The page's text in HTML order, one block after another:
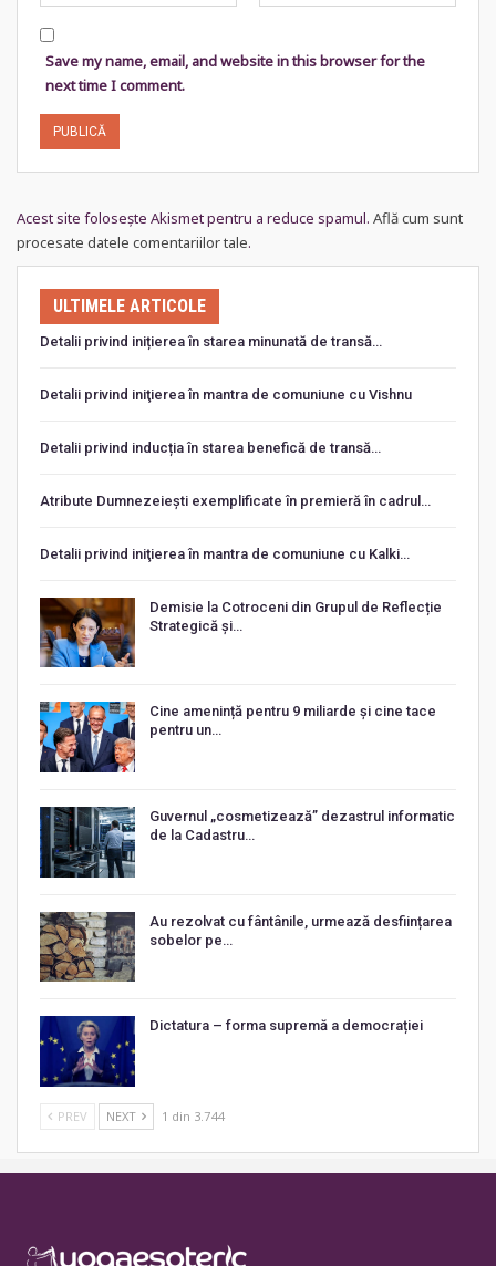
Save my name, email, and website in this browser for the
next time I comment.
Acest site folosește Akismet pentru a reduce spamul. Află cum sunt
procesate datele comentariilor tale.
ULTIMELE ARTICOLE
Detalii privind inițierea în starea minunată de transă…
Detalii privind iniţierea în mantra de comuniune cu Vishnu
Detalii privind inducția în starea benefică de transă…
Atribute Dumnezeiești exemplificate în premieră în cadrul…
Detalii privind iniţierea în mantra de comuniune cu Kalki…
Demisie la Cotroceni din Grupul de Reflecție
Strategică și…
Cine amenință pentru 9 miliarde și cine tace
pentru un…
Guvernul „cosmetizează” dezastrul informatic
de la Cadastru…
Au rezolvat cu fântânile, urmează desființarea
sobelor pe…
Dictatura – forma supremă a democrației
PREV NEXT 1 din 3.744